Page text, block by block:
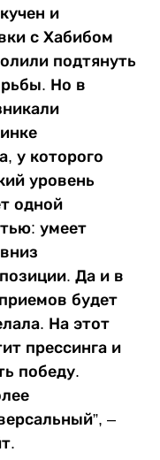
и
с Хабибом
подтянуть
Но в
у которого
уровень
одной
умеет
Да и в
будет
На этот
прессинга и
победу.
–